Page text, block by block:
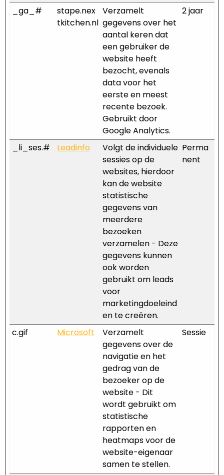
_ga_#
stape.nex
tkitchen.nl
Verzamelt
gegevens over het
aantal keren dat
een gebruiker de
website heeft
bezocht, evenals
data voor het
eerste en meest
recente bezoek.
Gebruikt door
Google Analytics.
2 jaar
_li_ses.# Leadinfo
Volgt de individuele
sessies op de
websites, hierdoor
kan de website
statistische
gegevens van
meerdere
bezoeken
verzamelen - Deze
gegevens kunnen
ook worden
gebruikt om leads
voor
marketingdoeleind
en te creëren.
Perma
nent
c.gif Microsoft
Verzamelt
gegevens over de
navigatie en het
gedrag van de
bezoeker op de
website - Dit
wordt gebruikt om
statistische
rapporten en
heatmaps voor de
website-eigenaar
samen te stellen.
Sessie